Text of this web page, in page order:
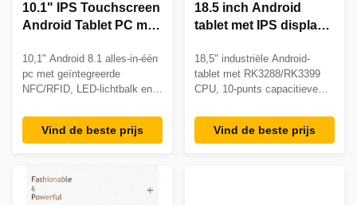
10.1" IPS Touchscreen
Android Tablet PC met
LED Light Bar voor
interactieve terminals
10,1" Android 8.1 alles-in-één
pc met geïntegreerde
NFC/RFID, LED-lichtbalk en
voor toegangscontrole,
kiosken en
met OEM-aanpassingsopties.
Vind de beste prijs
18.5 inch Android
tablet met IPS display,
processor en Power
over Ethernet (PoE)
18,5" industriële Android-
tablet met RK3288/RK3399
CPU, 10-punts capacitieve
ondersteuning. Beschikt over
2 GB RAM, 16 GB opslag en
Vind de beste prijs